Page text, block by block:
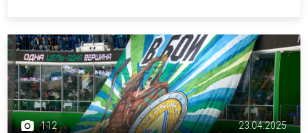
112 23.04.2025